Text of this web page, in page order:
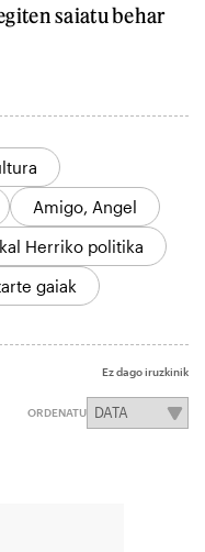
saiatu behar
Amigo, Angel
Herriko politika
gaiak
Ez dago iruzkinik
ORDENATU